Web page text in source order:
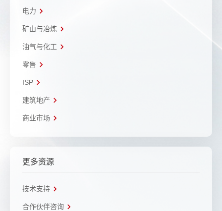
电力
矿山与冶炼
油气与化工
零售
ISP
建筑地产
商业市场
更多资源
技术支持
合作伙伴咨询